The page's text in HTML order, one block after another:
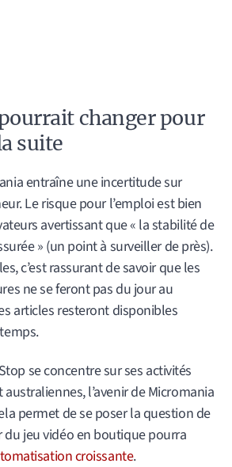
changer pour
suite
entraîne une incertitude sur
Le risque pour l’emploi est bien
avertissant que « la stabilité de
» (un point à surveiller de près).
c’est rassurant de savoir que les
ne se feront pas du jour au
articles resteront disponibles
se concentre sur ses activités
l’avenir de Micromania
permet de se poser la question de
jeu vidéo en boutique pourra
croissante.